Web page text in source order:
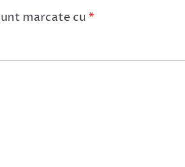
marcate cu *